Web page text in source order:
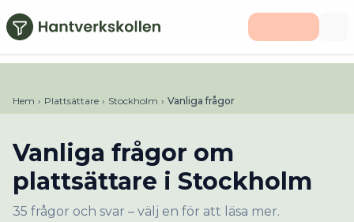
Hoppa till huvudinnehåll
Hem › Plattsättare › Stockholm › Vanliga frågor
Vanliga frågor om
plattsättare i Stockholm
35 frågor och svar – välj en för att läsa mer.